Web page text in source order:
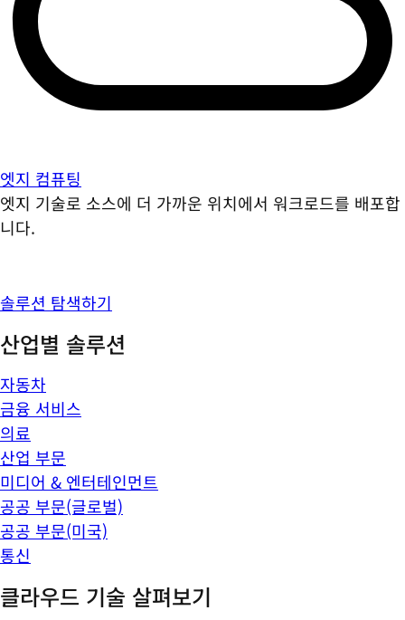
엣지 컴퓨팅
엣지 기술로 소스에 더 가까운 위치에서 워크로드를 배포합
니다.
솔루션 탐색하기
산업별 솔루션
자동차
금융 서비스
의료
산업 부문
미디어 & 엔터테인먼트
공공 부문(글로벌)
공공 부문(미국)
통신
클라우드 기술 살펴보기